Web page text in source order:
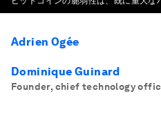
Adrien Ogée
Dominique Guinard
Founder, chief technology